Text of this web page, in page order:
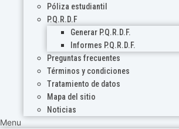
Póliza estudiantil
P.Q.R.D.F
Generar P.Q.R.D.F.
Informes P.Q.R.D.F.
Preguntas frecuentes
Términos y condiciones
Tratamiento de datos
Mapa del sitio
Noticias
Menu